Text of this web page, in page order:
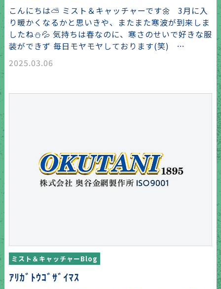
こんにちは⛅ ミスト＆キャッチャーです🌼 3月に入
り暖かくなるかと思いきや、またまた寒波が到来しま
したね⛄💦 気持ちは春なのに、寒さのせいで好きな服
装ができず 毎日モヤモヤしております(笑) …
2025.03.06
ミスト＆キャッチャーBlog
ｱﾘｶﾞﾄｳｺﾞｻﾞｲﾏｽ